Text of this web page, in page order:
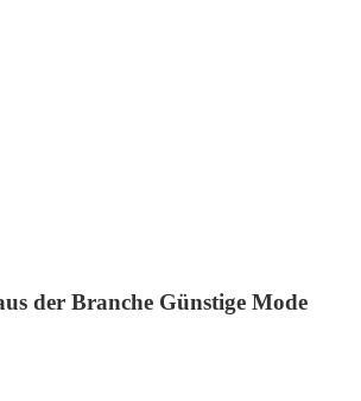
der Branche Günstige Mode